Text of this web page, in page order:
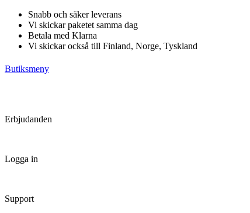
Hoppa
innehåll
Snabb och säker leverans
Vi skickar paketet samma dag
Betala med Klarna
Vi skickar också till Finland, Norge, Tyskland
Butiksmeny
Erbjudanden
Logga in
Support